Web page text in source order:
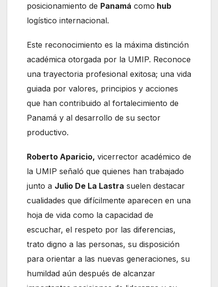
posicionamiento de Panamá como hub
logístico internacional.
Este reconocimiento es la máxima distinción
académica otorgada por la UMIP. Reconoce
una trayectoria profesional exitosa; una vida
guiada por valores, principios y acciones
que han contribuido al fortalecimiento de
Panamá y al desarrollo de su sector
productivo.
Roberto Aparicio, vicerrector académico de
la UMIP señaló que quienes han trabajado
junto a Julio De La Lastra suelen destacar
cualidades que difícilmente aparecen en una
hoja de vida como la capacidad de
escuchar, el respeto por las diferencias,
trato digno a las personas, su disposición
para orientar a las nuevas generaciones, su
humildad aún después de alcanzar